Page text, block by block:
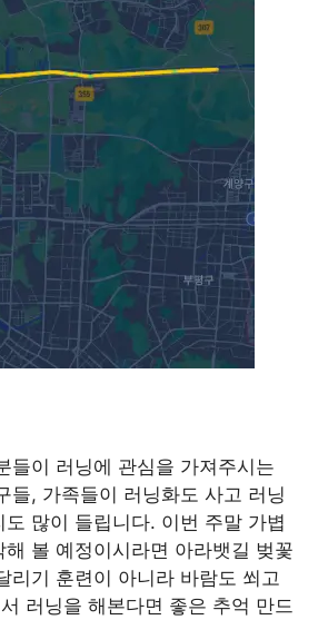
들이 러닝에 관심을 가져주시는
들, 가족들이 러닝화도 사고 러닝
많이 들립니다. 이번 주말 가볍
해 볼 예정이시라면 아라뱃길 벚꽃
리기 훈련이 아니라 바람도 쐬고
러닝을 해본다면 좋은 추억 만드